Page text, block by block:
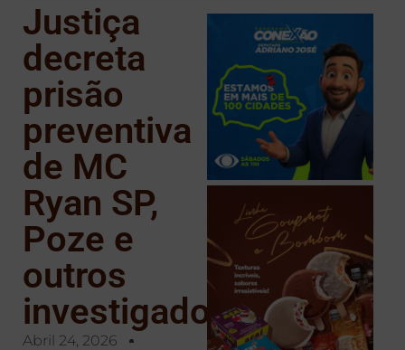
Justiça
decreta
prisão
preventiva
de MC
Ryan SP,
Poze e
outros
investigados
Abril 24, 2026